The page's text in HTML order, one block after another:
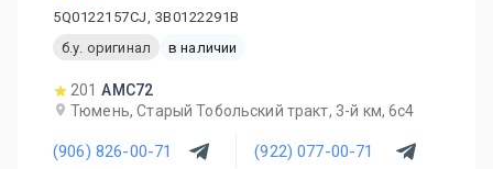
5Q0122157CJ, 3B0122291B
б.у. оригинал
в наличии
201 AMC72
Тюмень, Старый Тобольский тракт, 3-й км, 6с4
(906) 826-00-71 (922) 077-00-71